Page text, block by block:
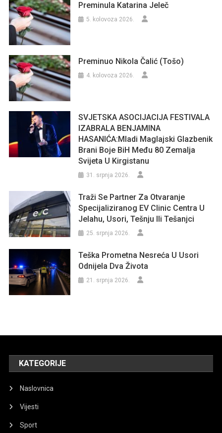
Preminula Katarina Jeleč
5. kolovoza 2026.
Preminuo Nikola Čalić (Tošo)
4. kolovoza 2026.
SVJETSKA ASOCIJACIJA FESTIVALA
IZABRALA BENJAMINA
HASANIĆA:Mladi Maglajski Glazbenik
Brani Boje BiH Među 80 Zemalja
Svijeta U Kirgistanu
31. srpnja 2026.
Traži Se Partner Za Otvaranje
Specijaliziranog EV Clinic Centra U
Jelahu, Usori, Tešnju Ili Tešanjci
25. srpnja 2026.
Teška Prometna Nesreća U Usori
Odnijela Dva Života
21. srpnja 2026.
KATEGORIJE
Naslovnica
Vijesti
Sport